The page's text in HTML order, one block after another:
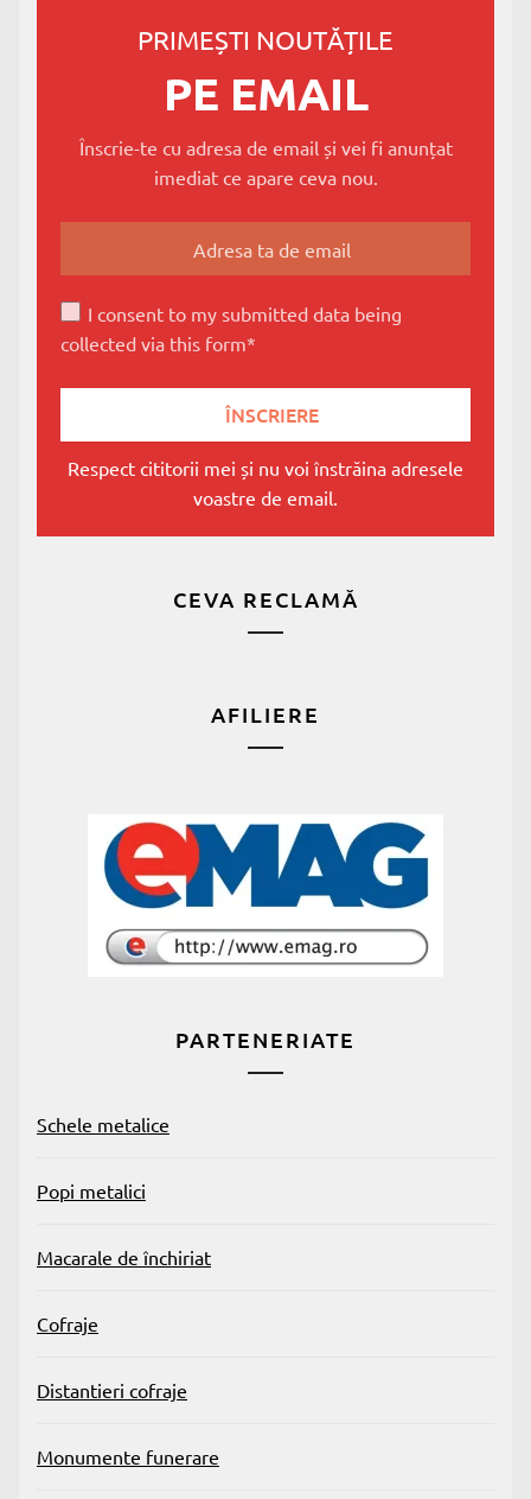
PRIMEȘTI NOUTĂȚILE
PE EMAIL
Înscrie-te cu adresa de email și vei fi anunțat
imediat ce apare ceva nou.
I consent to my submitted data being
collected via this form*
Respect cititorii mei și nu voi înstrăina adresele
voastre de email.
CEVA RECLAMĂ
AFILIERE
PARTENERIATE
Schele metalice
Popi metalici
Macarale de închiriat
Cofraje
Distantieri cofraje
Monumente funerare